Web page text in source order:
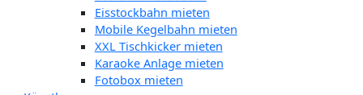
Eisstockbahn mieten
Mobile Kegelbahn mieten
XXL Tischkicker mieten
Karaoke Anlage mieten
Fotobox mieten